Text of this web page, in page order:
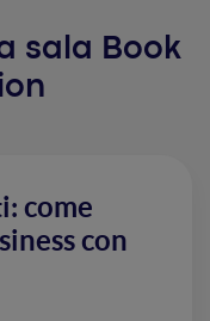
sala Book
come
con